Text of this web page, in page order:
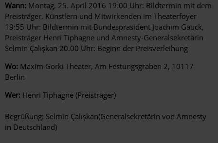
Wann: Montag, 25. April 2016 19:00 Uhr: Bildtermin mit dem
Preisträger, Künstlern und Mitwirkenden im Theaterfoyer
19:55 Uhr: Bildtermin mit Bundespräsident Joachim Gauck,
Preisträger Henri Tiphagne und Amnesty-Generalsekretärin
Selmin Çalışkan 20.00 Uhr: Beginn der Preisverleihung
Wo: Maxim Gorki Theater, Am Festungsgraben 2, 10117
Berlin
Wer: Henri Tiphagne (Preisträger)
Begrüßung: Selmin Çalışkan(Generalsekretärin von Amnesty
in Deutschland)